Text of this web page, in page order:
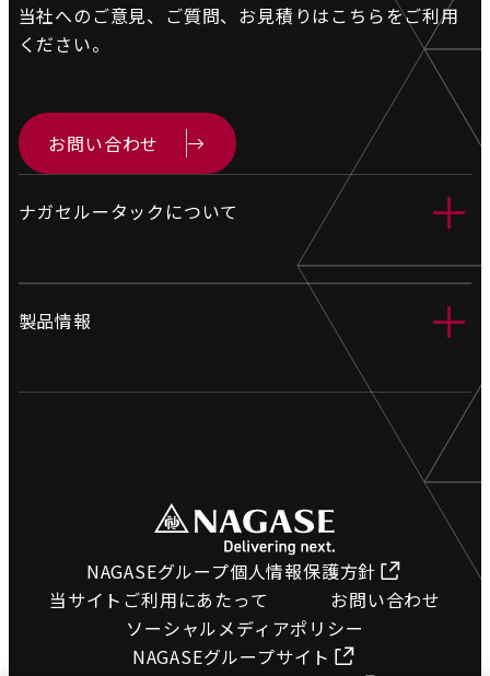
ナガセルータックについて ＋
会社情報
営業拠点
サイトマップ
製品情報 ＋
工業用ホース
ホース検索
図面ダウンロード
カタログコーナー
当社へのご意見、ご質問、お見積りはこちらをご利用
ください。
お問い合わせ
NAGASEグループ個人情報保護方針
当サイトご利用にあたって
お問い合わせ
ソーシャルメディアポリシー
NAGASEグループサイト